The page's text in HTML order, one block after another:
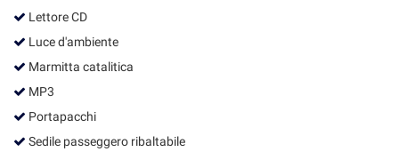
Lettore CD
Luce d'ambiente
Marmitta catalitica
MP3
Portapacchi
Sedile passeggero ribaltabile